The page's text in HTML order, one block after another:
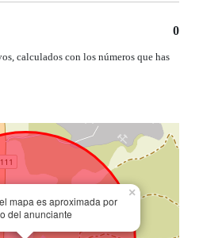
0
calculados con los números que has
mapa es aproximada por
del anunciante
×